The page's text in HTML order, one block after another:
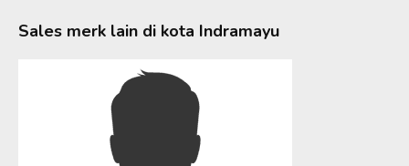
Sales merk lain di kota Indramayu